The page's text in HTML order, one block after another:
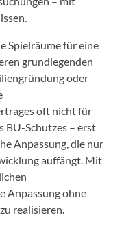
Spielräume für eine
grundlegenden
oder
oft nicht für
BU-Schutzes – erst
Anpassung, die nur
auffängt. Mit
Anpassung ohne
realisieren.